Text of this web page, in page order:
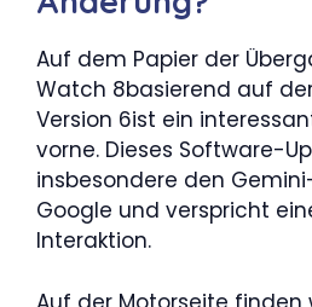
Auf dem Papier der
Watch 8basierend auf
Version 6ist ein
vorne. Dieses Software-
insbesondere den
Google und verspricht
Interaktion.